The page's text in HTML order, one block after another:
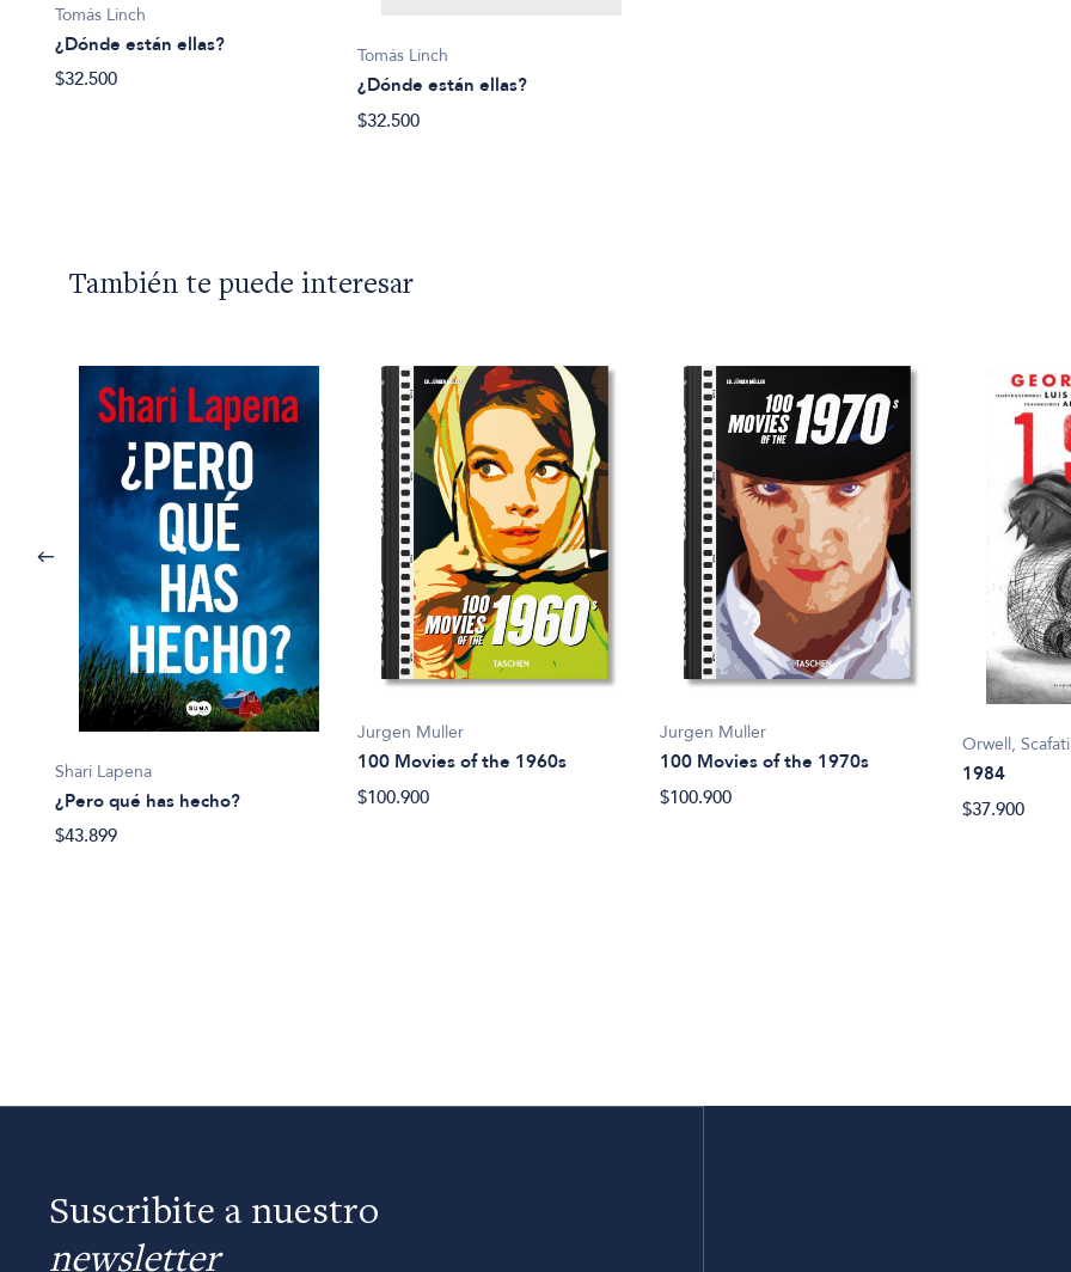
Tomás Linch
¿Dónde están ellas?
$32.500
Tomás Linch
¿Dónde están ellas?
$32.500
También te puede interesar
Shari Lapena
¿Pero qué has hecho?
$43.899
Jurgen Muller
100 Movies of the 1960s
$100.900
Jurgen Muller
100 Movies of the 1970s
$100.900
Orwell, Scafati
1984
$37.900
Suscribite a nuestro
newsletter